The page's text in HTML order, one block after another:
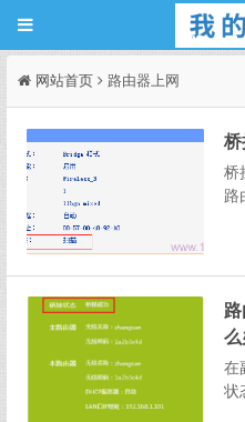
网站首页 路由器上网
桥
桥
路
下
由
么
在
状